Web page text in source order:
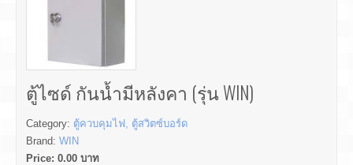
ตู้ไซด์ กันน้ำมีหลังคา (รุ่น WIN)
Category: ตู้ควบคุมไฟ, ตู้สวิตซ์บอร์ด
Brand: WIN
Price: 0.00 บาท